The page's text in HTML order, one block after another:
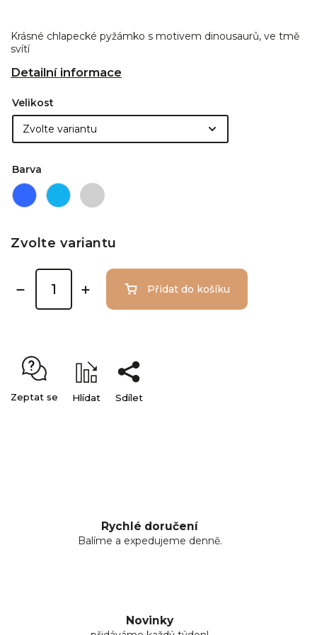
Krásné chlapecké pyžámko s motivem dinousaurů, ve tmě
svítí
Detailní informace
Velikost
Barva
Zvolte variantu
Přidat do košíku
Zeptat se Hlídat Sdílet
Rychlé doručení
Balíme a expedujeme denně.
Novinky